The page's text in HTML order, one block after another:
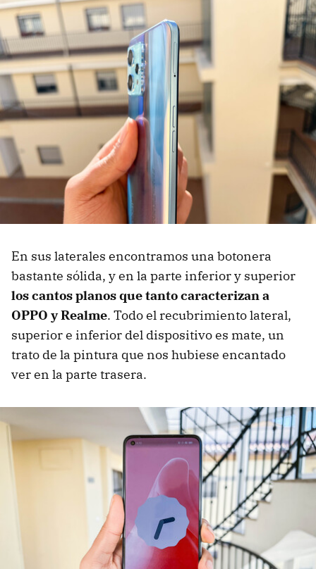
En sus laterales encontramos una botonera
bastante sólida, y en la parte inferior y superior
los cantos planos que tanto caracterizan a
OPPO y Realme. Todo el recubrimiento lateral,
superior e inferior del dispositivo es mate, un
trato de la pintura que nos hubiese encantado
ver en la parte trasera.